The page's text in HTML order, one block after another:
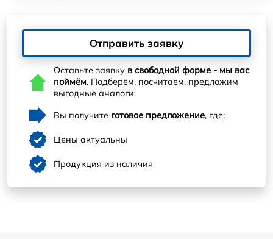
Отправить заявку
Оставьте заявку в свободной форме - мы вас
поймём. Подберём, посчитаем, предложим
выгодные аналоги.
Вы получите готовое предложение, где:
Цены актуальны
Продукция из наличия